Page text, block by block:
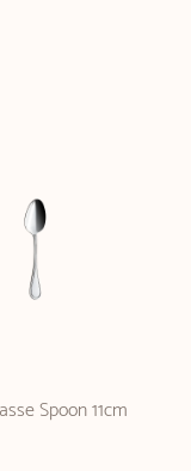
Spoon 11cm